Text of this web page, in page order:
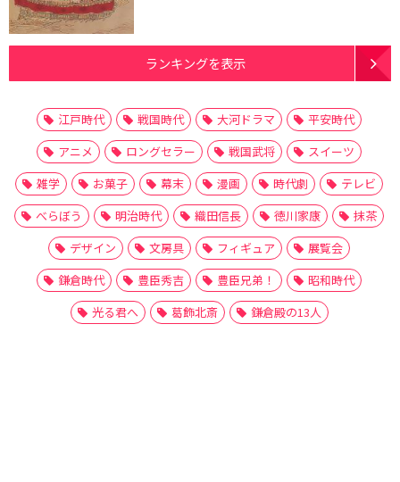
ランキングを表示
江戸時代 戦国時代 大河ドラマ
平安時代
アニメ
ロングセラー 戦国武将
スイーツ
雑学
お菓子 幕末 漫画 時代劇
テレビ
べらぼう
明治時代 織田信長 徳川家康
抹茶
デザイン
文房具 フィギュア
展覧会
鎌倉時代
豊臣秀吉 豊臣兄弟！
昭和時代
光る君へ
葛飾北斎 鎌倉殿の13人